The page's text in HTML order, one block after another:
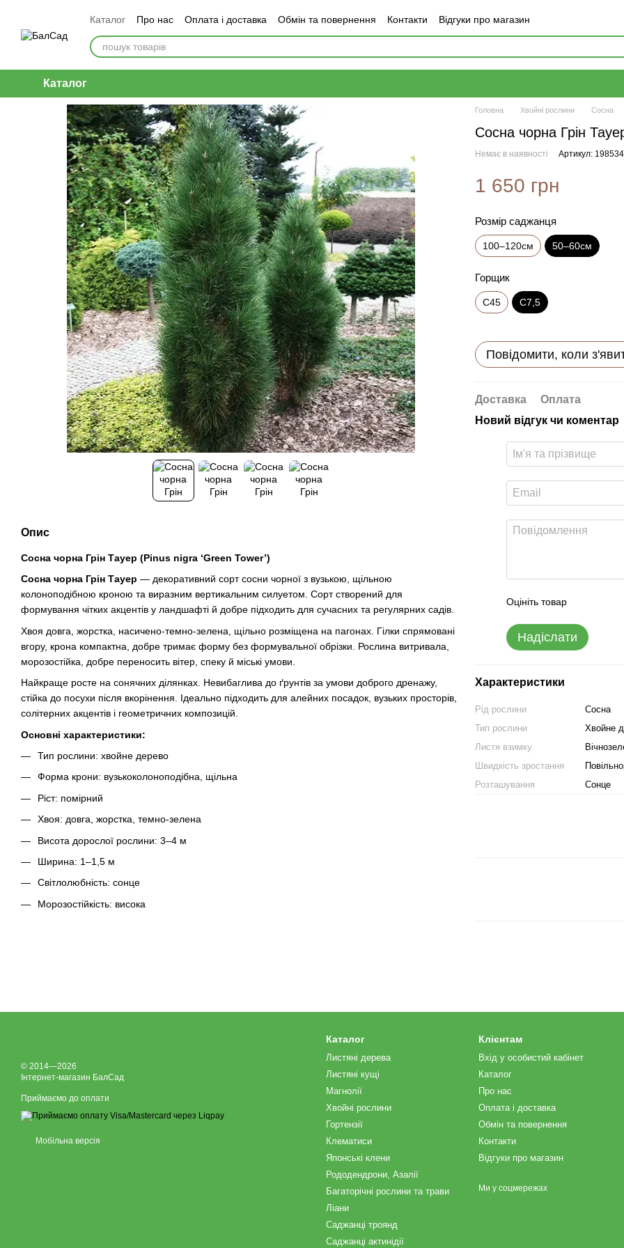
Каталог Про нас Оплата і доставка Обмін та повернення Контакти Відгуки про магазин
Каталог
Опис
Сосна чорна Грін Тауер (Pinus nigra ‘Green Tower’)
Сосна чорна Грін Тауер — декоративний сорт сосни чорної з вузькою, щільною
колоноподібною кроною та виразним вертикальним силуетом. Сорт створений для
формування чітких акцентів у ландшафті й добре підходить для сучасних та регулярних садів.
Хвоя довга, жорстка, насичено-темно-зелена, щільно розміщена на пагонах. Гілки спрямовані
вгору, крона компактна, добре тримає форму без формувальної обрізки. Рослина витривала,
морозостійка, добре переносить вітер, спеку й міські умови.
Найкраще росте на сонячних ділянках. Невибаглива до ґрунтів за умови доброго дренажу,
стійка до посухи після вкорінення. Ідеально підходить для алейних посадок, вузьких просторів,
солітерних акцентів і геометричних композицій.
Основні характеристики:
Тип рослини: хвойне дерево
Форма крони: вузькоколоноподібна, щільна
Ріст: помірний
Хвоя: довга, жорстка, темно-зелена
Висота дорослої рослини: 3–4 м
Ширина: 1–1,5 м
Світлолюбність: сонце
Морозостійкість: висока
Головна Хвойні рослини Сосна
Сосна чорна Грін
Немає в наявності Артикул:
1 650 грн
Розмір саджанця
100–120см 50–60см
Горщик
С45 С7,5
Повідомити, коли
Доставка
Оплата
Новий відгук чи коментар
Оцініть товар
Надіслати
Характеристики
Рід рослини
Сосна
Тип рослини
Хвойне
Листя взимку
Швидкість зростання
Розташування
Сонце
© 2014—2026
Інтернет-магазин БалСад
Приймаємо до оплати
Мобільна версія
Каталог
Листяні дерева
Листяні кущі
Магнолії
Хвойні рослини
Гортензії
Клематиси
Японські клени
Рододендрони, Азалії
Багаторічні рослини та трави
Ліани
Саджанці троянд
Саджанці актинідії
Клієнтам
Вхід у особистий кабінет
Каталог
Про нас
Оплата і доставка
Обмін та повернення
Контакти
Відгуки про магазин
Ми у соцмережах